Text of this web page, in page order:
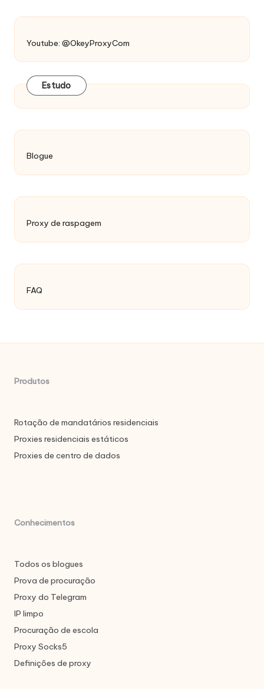
Youtube: @OkeyProxyCom
Estudo
Blogue
Proxy de raspagem
FAQ
Produtos
Rotação de mandatários residenciais
Proxies residenciais estáticos
Proxies de centro de dados
Conhecimentos
Todos os blogues
Prova de procuração
Proxy do Telegram
IP limpo
Procuração de escola
Proxy Socks5
Definições de proxy